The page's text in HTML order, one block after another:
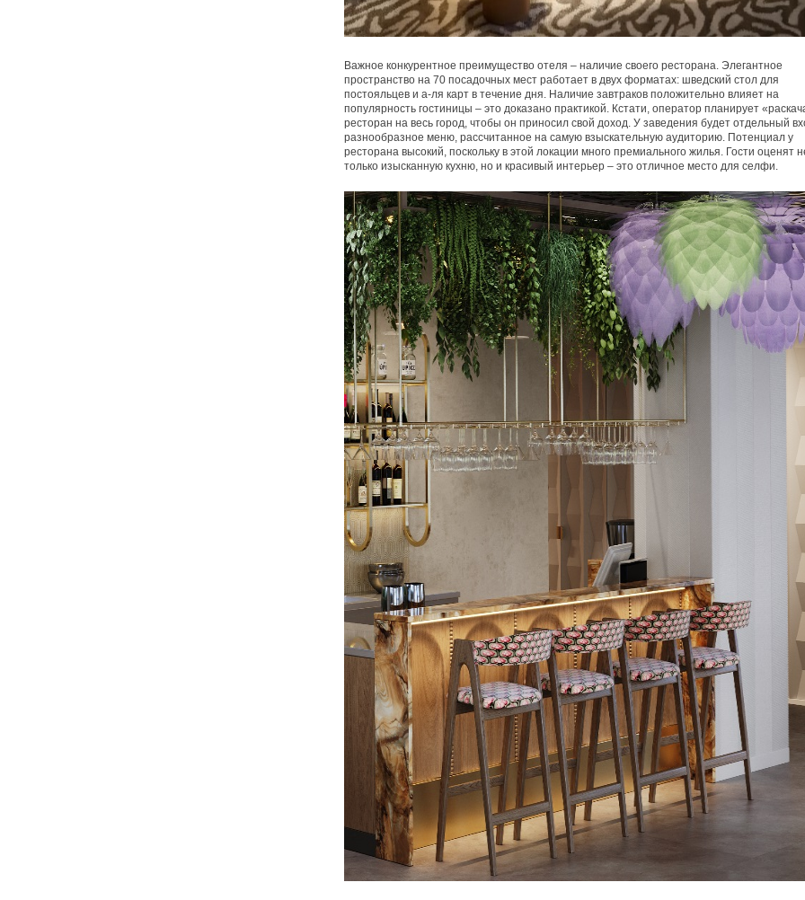
Важное конкурентное преимущество отеля – наличие своего ресторана. Элегантное
пространство на 70 посадочных мест работает в двух форматах: шведский стол для
постояльцев и а-ля карт в течение дня. Наличие завтраков положительно влияет на
популярность гостиницы – это доказано практикой. Кстати, оператор планирует
ресторан на весь город, чтобы он приносил свой доход. У заведения будет отдельный
разнообразное меню, рассчитанное на самую взыскательную аудиторию. Потенциал у
ресторана высокий, поскольку в этой локации много премиального жилья. Гости оценят
только изысканную кухню, но и красивый интерьер – это отличное место для селфи.